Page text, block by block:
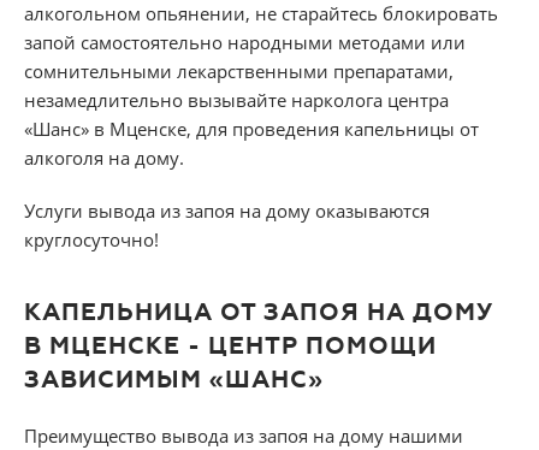
алкогольном опьянении, не старайтесь блокировать
запой самостоятельно народными методами или
сомнительными лекарственными препаратами,
незамедлительно вызывайте нарколога центра
«Шанс» в Мценске, для проведения капельницы от
алкоголя на дому.
Услуги вывода из запоя на дому оказываются
круглосуточно!
КАПЕЛЬНИЦА ОТ ЗАПОЯ НА ДОМУ
В МЦЕНСКЕ - ЦЕНТР ПОМОЩИ
ЗАВИСИМЫМ «ШАНС»
Преимущество вывода из запоя на дому нашими